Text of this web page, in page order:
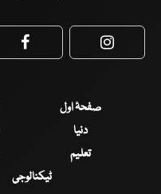
Facebook
صفحۂ اول
دنیا
تعلیم
ٹیکنالوجی